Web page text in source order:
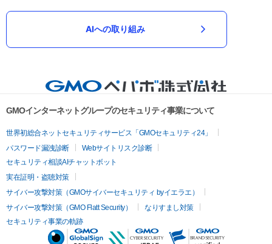
AIへの取り組み
GMOインターネットグループのセキュリティ事業について
世界初総合ネットセキュリティサービス「GMOセキュリティ24」
パスワード漏洩診断
Webサイトリスク診断
セキュリティ相談AIチャットボット
実在証明・盗聴対策
サイバー攻撃対策（GMOサイバーセキュリティ byイエラエ）
サイバー攻撃対策（GMO Flatt Security）
なりすまし対策
セキュリティ事業の軌跡